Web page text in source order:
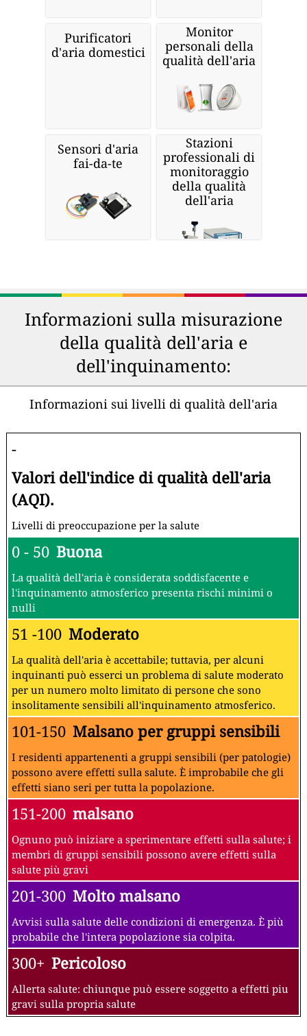
Purificatori
d'aria domestici
Monitor
personali della
qualità dell'aria
Sensori d'aria
fai-da-te
Stazioni
professionali di
monitoraggio
della qualità
dell'aria
Informazioni sulla misurazione
della qualità dell'aria e
dell'inquinamento:
Informazioni sui livelli di qualità dell'aria
-
Valori dell'indice di qualità dell'aria
(AQI).
Livelli di preoccupazione per la salute
0 - 50 Buona
La qualità dell'aria è considerata soddisfacente e
l'inquinamento atmosferico presenta rischi minimi o
nulli
51 -100 Moderato
La qualità dell'aria è accettabile; tuttavia, per alcuni
inquinanti può esserci un problema di salute moderato
per un numero molto limitato di persone che sono
insolitamente sensibili all'inquinamento atmosferico.
101-150 Malsano per gruppi sensibili
I residenti appartenenti a gruppi sensibili (per patologie)
possono avere effetti sulla salute. È improbabile che gli
effetti siano seri per tutta la popolazione.
151-200 malsano
Ognuno può iniziare a sperimentare effetti sulla salute; i
membri di gruppi sensibili possono avere effetti sulla
salute più gravi
201-300 Molto malsano
Avvisi sulla salute delle condizioni di emergenza. È più
probabile che l'intera popolazione sia colpita.
300+ Pericoloso
Allerta salute: chiunque può essere soggetto a effetti piu
gravi sulla propria salute